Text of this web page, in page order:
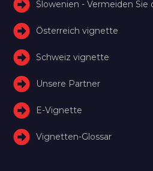
Slowenien - Vermeiden Sie
Österreich vignette
Schweiz vignette
Unsere Partner
E-Vignette
Vignetten-Glossar